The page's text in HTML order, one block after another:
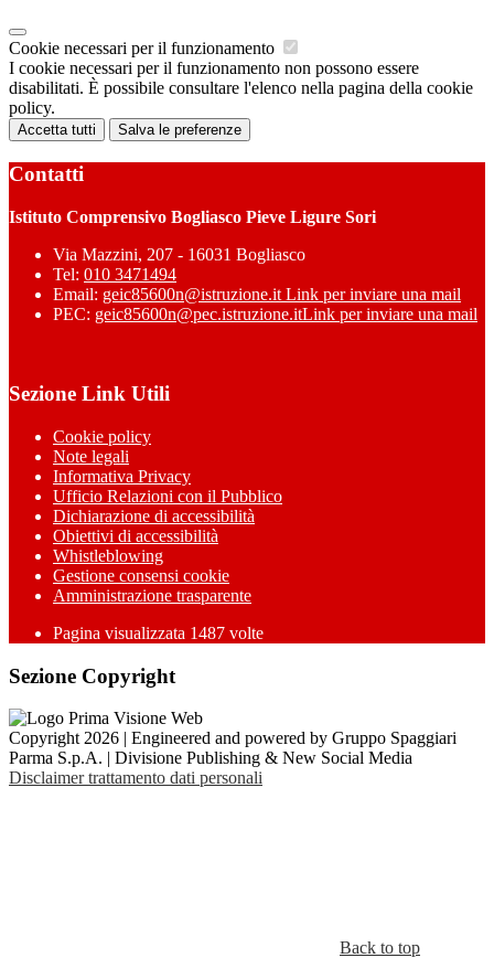
Cookie necessari per il funzionamento
I cookie necessari per il funzionamento non possono essere
disabilitati. È possibile consultare l'elenco nella pagina della cookie
policy.
Accetta tutti Salva le preferenze
Contatti
Istituto Comprensivo Bogliasco Pieve Ligure Sori
Via Mazzini, 207 - 16031 Bogliasco
Tel: 010 3471494
Email: geic85600n@istruzione.it Link per inviare una mail
PEC: geic85600n@pec.istruzione.itLink per inviare una mail
Sezione Link Utili
Cookie policy
Note legali
Informativa Privacy
Ufficio Relazioni con il Pubblico
Dichiarazione di accessibilità
Obiettivi di accessibilità
Whistleblowing
Gestione consensi cookie
Amministrazione trasparente
Pagina visualizzata 1487 volte
Sezione Copyright
Copyright 2026 | Engineered and powered by Gruppo Spaggiari
Parma S.p.A. | Divisione Publishing & New Social Media
Disclaimer trattamento dati personali
Back to top